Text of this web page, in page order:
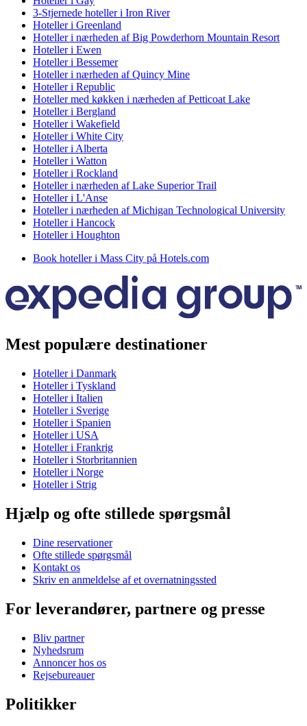
3-Stjernede hoteller i Iron River
Hoteller i Greenland
Hoteller i nærheden af Big Powderhorn Mountain Resort
Hoteller i Ewen
Hoteller i Bessemer
Hoteller i nærheden af Quincy Mine
Hoteller i Republic
Hoteller med køkken i nærheden af Petticoat Lake
Hoteller i Bergland
Hoteller i Wakefield
Hoteller i White City
Hoteller i Alberta
Hoteller i Watton
Hoteller i Rockland
Hoteller i nærheden af Lake Superior Trail
Hoteller i L'Anse
Hoteller i nærheden af Michigan Technological University
Hoteller i Hancock
Hoteller i Houghton
Book hoteller i Mass City på Hotels.com
Mest populære destinationer
Hoteller i Danmark
Hoteller i Tyskland
Hoteller i Italien
Hoteller i Sverige
Hoteller i Spanien
Hoteller i USA
Hoteller i Frankrig
Hoteller i Storbritannien
Hoteller i Norge
Hoteller i Strig
Hjælp og ofte stillede spørgsmål
Dine reservationer
Ofte stillede spørgsmål
Kontakt os
Skriv en anmeldelse af et overnatningssted
For leverandører, partnere og presse
Bliv partner
Nyhedsrum
Annoncer hos os
Rejsebureauer
Politikker